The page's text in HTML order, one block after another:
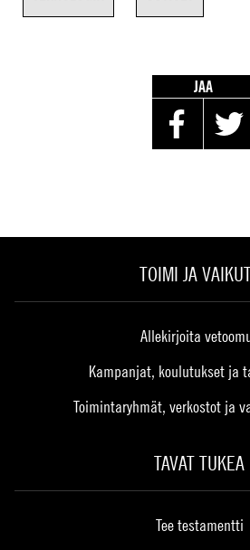
JAA
TOIMI JA
Allekirjoita
Kampanjat, koulutukset ja
Toimintaryhmät, verkostot ja
TAVAT TUKEA
Tee testamentti